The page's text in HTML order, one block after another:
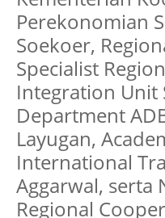
Perekonomian
Soekoer,
Specialist
Integration Unit
Department
Layugan,
International
Aggarwal, serta
Regional